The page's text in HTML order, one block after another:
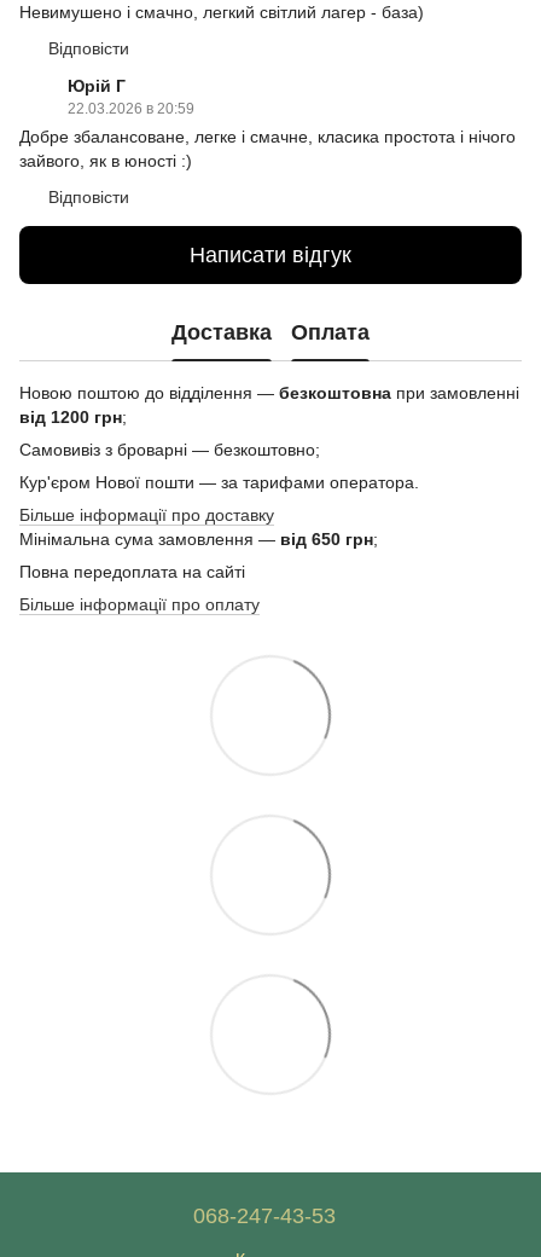
Невимушено і смачно, легкий світлий лагер - база)
Відповісти
Юрій Г
22.03.2026 в 20:59
Добре збалансоване, легке і смачне, класика простота і нічого
зайвого, як в юності :)
Відповісти
Написати відгук
Доставка Оплата
Новою поштою до відділення — безкоштовна при замовленні
від 1200 грн;
Самовивіз з броварні — безкоштовно;
Кур'єром Нової пошти — за тарифами оператора.
Більше інформації про доставку
Мінімальна сума замовлення — від 650 грн;
Повна передоплата на сайті
Більше інформації про оплату
068-247-43-53